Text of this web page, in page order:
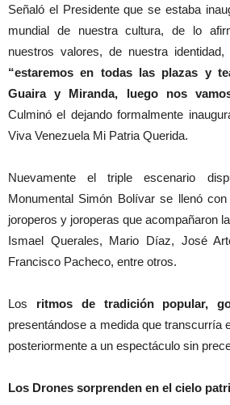
Señaló el Presidente que se estaba
mundial de nuestra cultura, de lo
nuestros valores, de nuestra
“estaremos en todas las plazas y
Guaira y Miranda, luego nos
Culminó el dejando formalmente
Viva Venezuela Mi Patria Querida.
Nuevamente el triple escenario
Monumental Simón Bolívar se llenó
joroperos y joroperas que acompañaron
Ismael Querales, Mario Díaz, José
Francisco Pacheco, entre otros.
Los ritmos de tradición popular,
presentándose a medida que transcurría
posteriormente a un espectáculo sin
Los Drones sorprenden en el cielo